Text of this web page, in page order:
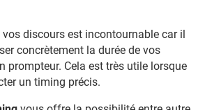
vos discours est incontournable car il
concrètement la durée de vos
prompteur. Cela est très utile lorsque
un timing précis.